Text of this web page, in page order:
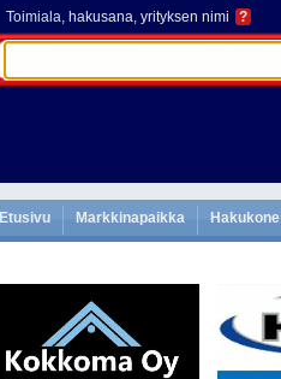
Toimiala, hakusana, yrityksen nimi ?
Etusivu Markkinapaikka Hakukone